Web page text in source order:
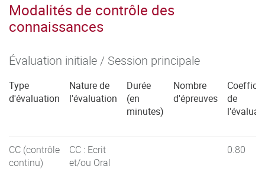
Modalités de contrôle des
connaissances
Évaluation initiale / Session principale
Type
d'évaluation
Nature de
l'évaluation
Durée
(en
minutes)
Nombre
d'épreuves
de
CC (contrôle
continu)
CC : Ecrit
et/ou Oral
0.80